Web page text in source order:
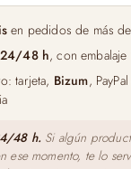
en pedidos de más
24/48 h, con
tarjeta, Bizum,
48 h. Si algún
ese momento, te lo